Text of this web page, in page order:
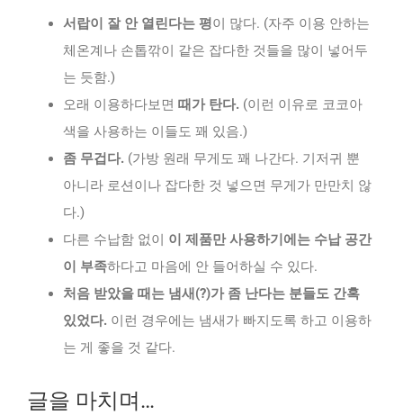
서랍이 잘 안 열린다는 평이 많다. (자주 이용 안하는
체온계나 손톱깎이 같은 잡다한 것들을 많이 넣어두
는 듯함.)
오래 이용하다보면 때가 탄다. (이런 이유로 코코아
색을 사용하는 이들도 꽤 있음.)
좀 무겁다. (가방 원래 무게도 꽤 나간다. 기저귀 뿐
아니라 로션이나 잡다한 것 넣으면 무게가 만만치 않
다.)
다른 수납함 없이 이 제품만 사용하기에는 수납 공간
이 부족하다고 마음에 안 들어하실 수 있다.
처음 받았을 때는 냄새(?)가 좀 난다는 분들도 간혹
있었다. 이런 경우에는 냄새가 빠지도록 하고 이용하
는 게 좋을 것 같다.
글을 마치며…